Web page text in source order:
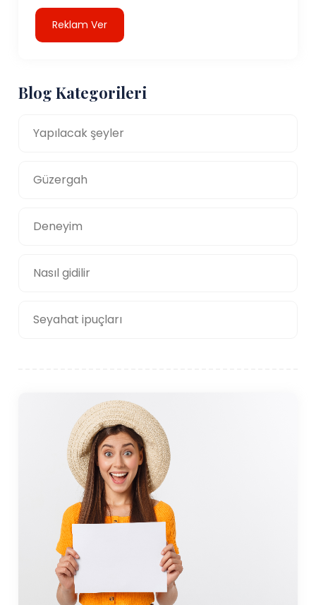
Reklam Ver
Blog Kategorileri
Yapılacak şeyler
Güzergah
Deneyim
Nasıl gidilir
Seyahat ipuçları